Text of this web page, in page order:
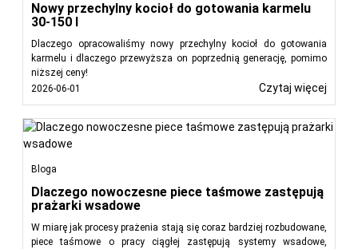
Nowy przechylny kocioł do gotowania karmelu
30-150 l
Dlaczego opracowaliśmy nowy przechylny kocioł do gotowania
karmelu i dlaczego przewyższa on poprzednią generację, pomimo
niższej ceny!
2026-06-01
Czytaj więcej
Bloga
Dlaczego nowoczesne piece taśmowe zastępują
prażarki wsadowe
W miarę jak procesy prażenia stają się coraz bardziej rozbudowane,
piece taśmowe o pracy ciągłej zastępują systemy wsadowe,